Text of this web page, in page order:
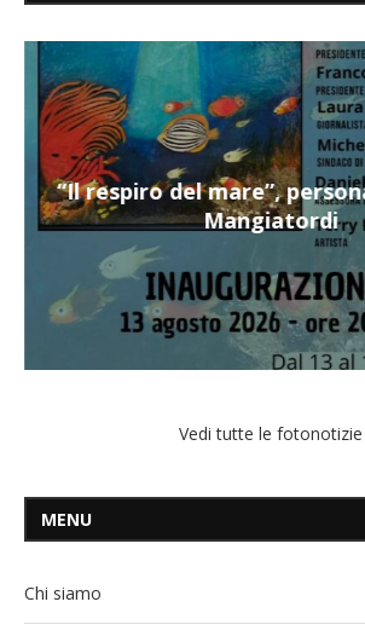
“Il respiro del mare”,
Mangiatordi
Vedi tutte le fotonotizie
MENU
Chi siamo